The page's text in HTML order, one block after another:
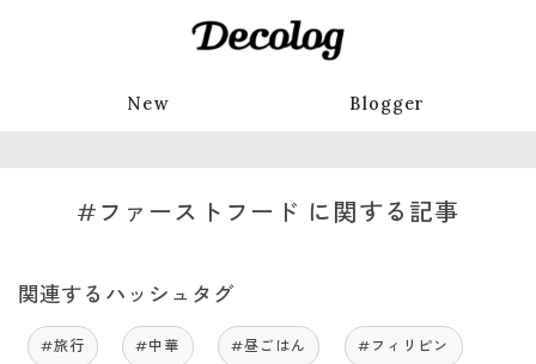
New Blogger
#ファーストフード に関する記事
関連するハッシュタグ
#旅行 #中華 #昼ごはん #フィリピン